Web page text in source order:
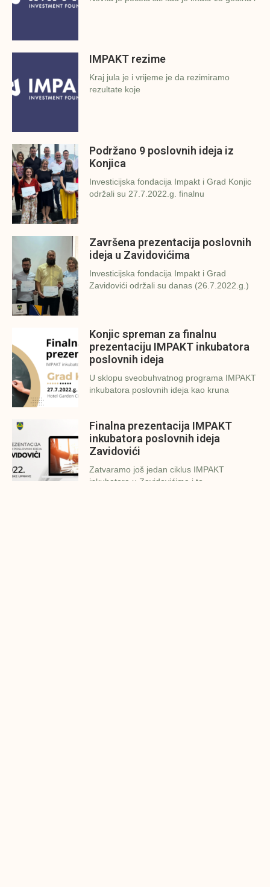
IMPAKT rezime
Kraj jula je i vrijeme je da rezimiramo
rezultate koje
Podržano 9 poslovnih ideja iz
Konjica
Investicijska fondacija Impakt i Grad Konjic
održali su 27.7.2022.g. finalnu
Završena prezentacija poslovnih
ideja u Zavidovićima
Investicijska fondacija Impakt i Grad
Zavidovići održali su danas (26.7.2022.g.)
Konjic spreman za finalnu
prezentaciju IMPAKT inkubatora
poslovnih ideja
U sklopu sveobuhvatnog programa IMPAKT
inkubatora poslovnih ideja kao kruna
Finalna prezentacija IMPAKT
inkubatora poslovnih ideja
Zavidovići
Zatvaramo još jedan ciklus IMPAKT
inkubatora u Zavidovićima i to